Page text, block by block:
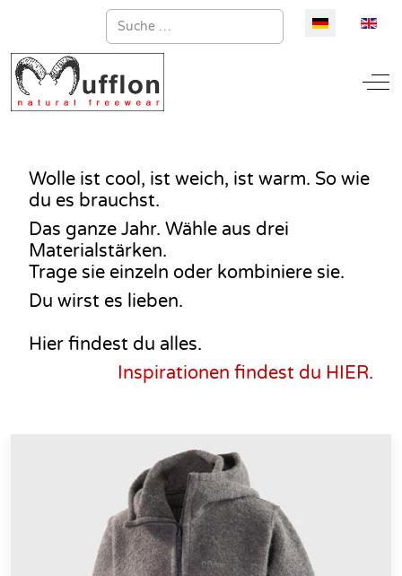
Suchen Sprache
Wolle ist cool, ist weich, ist warm. So wie
du es brauchst.
Das ganze Jahr. Wähle aus drei
Materialstärken.
Trage sie einzeln oder kombiniere sie.
Du wirst es lieben.
Hier findest du alles.
Inspirationen findest du HIER.